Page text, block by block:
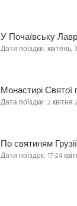
У Почаївську
Дати поїздки:
Монастирі
Дата поїздки: 2 квітня
По святиням Грузії
Дати поїздок: 17-24